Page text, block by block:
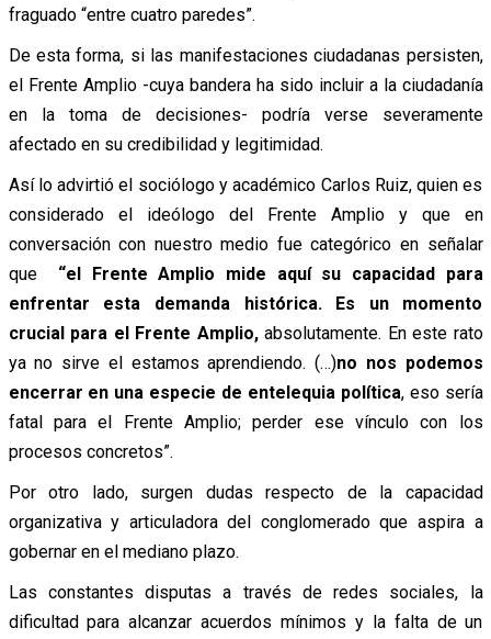
fraguado “entre cuatro paredes”.
De esta forma, si las manifestaciones ciudadanas persisten,
el Frente Amplio -cuya bandera ha sido incluir a la ciudadanía
en la toma de decisiones- podría verse severamente
afectado en su credibilidad y legitimidad.
Así lo advirtió el sociólogo y académico Carlos Ruiz, quien es
considerado el ideólogo del Frente Amplio y que en
conversación con nuestro medio fue categórico en señalar
que “el Frente Amplio mide aquí su capacidad para
enfrentar esta demanda histórica. Es un momento
crucial para el Frente Amplio,absolutamente. En este rato
ya no sirve el estamos aprendiendo. (…)no nos podemos
encerrar en una especie de entelequia política, eso sería
fatal para el Frente Amplio; perder ese vínculo con los
procesos concretos”.
Por otro lado, surgen dudas respecto de la capacidad
organizativa y articuladora del conglomerado que aspira a
gobernar en el mediano plazo.
Las constantes disputas a través de redes sociales, la
dificultad para alcanzar acuerdos mínimos y la falta de un